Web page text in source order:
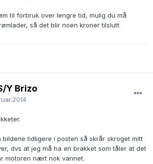
til forbruk over lengre tid, mulig du må
så det blir noen kroner tilslutt
Y Brizo
bildene tidligere i posten så skrår skroget mitt
dvs at jeg må ha en brakket som tåler at det
motoren nært nok vannet.